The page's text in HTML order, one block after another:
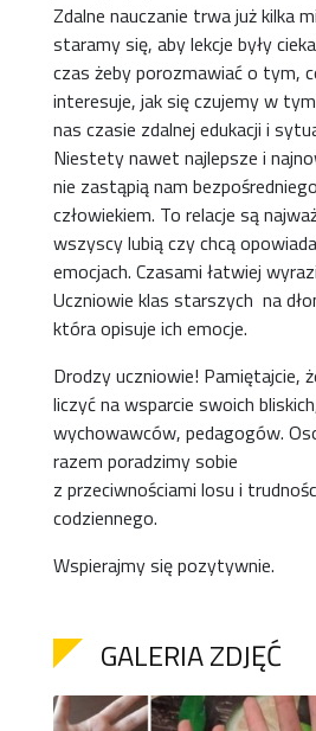
Zdalne nauczanie trwa już kilka
staramy się, aby lekcje były
czas żeby porozmawiać o tym,
interesuje, jak się czujemy w
nas czasie zdalnej edukacji i
Niestety nawet najlepsze i
nie zastąpią nam
człowiekiem. To relacje są
wszyscy lubią czy chcą
emocjach. Czasami łatwiej
Uczniowie klas starszych na
która opisuje ich emocje.
Drodzy uczniowie! Pamiętajcie,
liczyć na wsparcie swoich
wychowawców, pedagogów.
razem poradzimy sobie
z przeciwnościami losu i
codziennego.
Wspierajmy się pozytywnie.
GALERIA ZDJĘĆ